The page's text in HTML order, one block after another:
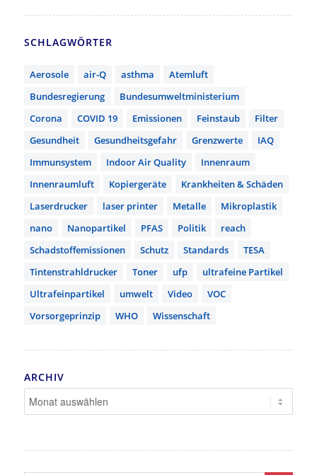
SCHLAGWÖRTER
Aerosole air-Q asthma
Atemluft
Bundesregierung
Bundesumweltministerium
Corona
COVID 19 Emissionen Feinstaub
Filter
Gesundheit
Gesundheitsgefahr Grenzwerte
IAQ
Immunsystem
Indoor Air Quality
Innenraum
Innenraumluft
Kopiergeräte
Krankheiten & Schäden
Laserdrucker
laser printer Metalle
Mikroplastik
nano
Nanopartikel PFAS Politik
reach
Schadstoffemissionen
Schutz Standards
TESA
Tintenstrahldrucker
Toner ufp
ultrafeine Partikel
Ultrafeinpartikel
umwelt Video
VOC
Vorsorgeprinzip
WHO Wissenschaft
ARCHIV